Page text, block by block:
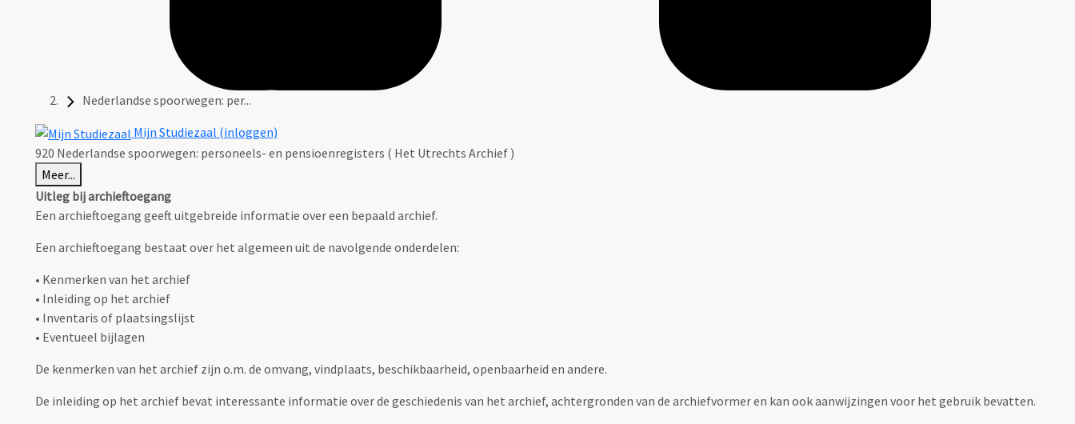
Nederlandse spoorwegen: per...
Mijn Studiezaal (inloggen)
920 Nederlandse spoorwegen: personeels- en pensioenregisters ( Het Utrechts Archief )
Meer...
Uitleg bij archieftoegang
Een archieftoegang geeft uitgebreide informatie over een bepaald archief.
Een archieftoegang bestaat over het algemeen uit de navolgende onderdelen:
• Kenmerken van het archief
• Inleiding op het archief
• Inventaris of plaatsingslijst
• Eventueel bijlagen
De kenmerken van het archief zijn o.m. de omvang, vindplaats, beschikbaarheid, openbaarheid en andere.
De inleiding op het archief bevat interessante informatie over de geschiedenis van het archief, achtergronden van de archiefvormer en kan ook aanwijzingen voor het gebruik bevatten.